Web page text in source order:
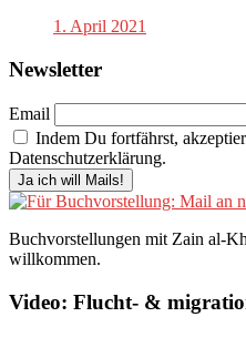
1. April 2021
Newsletter
Email
Indem Du fortfährst,
Datenschutzerklärung.
Buchvorstellungen mit Zain al-
willkommen.
Video: Flucht- &